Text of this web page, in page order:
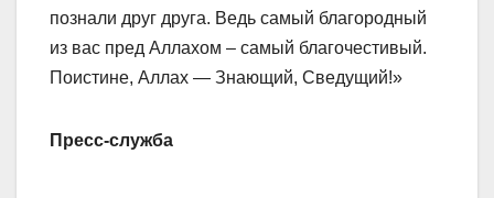
познали друг друга. Ведь самый благородный
из вас пред Аллахом – самый благочестивый.
Поистине, Аллах — Знающий, Сведущий!»
Пресс-служба